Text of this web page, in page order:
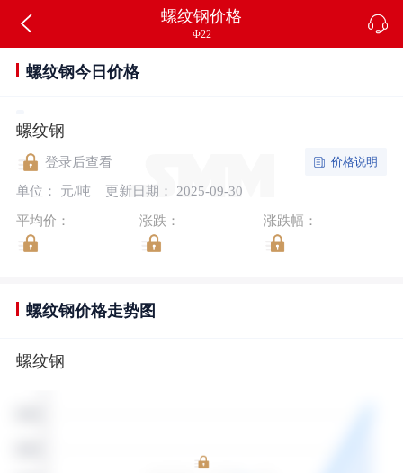
螺纹钢价格
Φ22
螺纹钢今日价格
螺纹钢
登录后查看
单位： 元/吨
更新日期： 2025-09-30
价格说明
平均价： 涨跌： 涨跌幅：
螺纹钢价格走势图
螺纹钢